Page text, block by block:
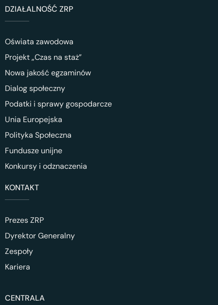
DZIAŁALNOŚĆ ZRP
Oświata zawodowa
Projekt „Czas na staż”
Nowa jakość egzaminów
Dialog społeczny
Podatki i sprawy gospodarcze
Unia Europejska
Polityka Społeczna
Fundusze unijne
Konkursy i odznaczenia
KONTAKT
Prezes ZRP
Dyrektor Generalny
Zespoły
Kariera
CENTRALA